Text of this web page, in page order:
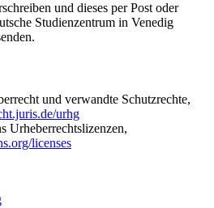
und dieses per Post oder
Studienzentrum in Venedig
und verwandte Schutzrechte,
urhg
Urheberrechtslizenzen,
licenses